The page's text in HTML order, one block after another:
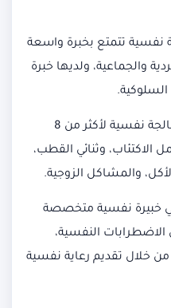
نفسية تتمتع بخبرة واسعة
والجماعية، ولديها خبرة
عملت الدكتورة نوران عطار كمعالجة نفسية لأكثر من 8
وثنائي القطب،
والمشاكل الزوجية.
هي خبيرة نفسية متخصصة
النفسية،
من خلال تقديم رعاية نفسية